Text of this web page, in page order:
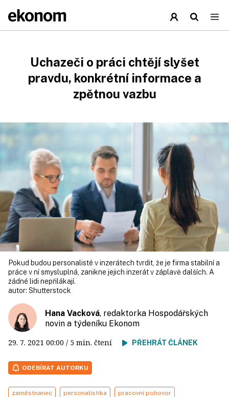
Uchazeči o práci chtějí slyšet
pravdu, konkrétní informace a
zpětnou vazbu
Pokud budou personalisté v inzerátech tvrdit, že je firma stabilní a
práce v ní smysluplná, zanikne jejich inzerát v záplavě dalších. A
žádné lidi nepřilákají.
autor: Shutterstock
Hana Vacková, redaktorka Hospodářských
novin a týdeníku Ekonom
29. 7. 2021 00:00 / 5 min. čtení PŘEHRÁT ČLÁNEK
ODEBÍRAT AUTORKU
zaměstnanec personalistika pracovní pohovor